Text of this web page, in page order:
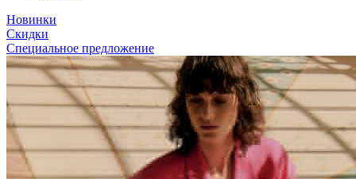
Новинки
Скидки
Специальное предложение